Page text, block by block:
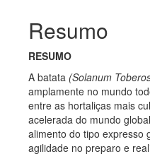
Resumo
RESUMO
A batata (Solanum
amplamente no mundo
entre as hortaliças mais
acelerada do mundo
alimento do tipo expresso
agilidade no preparo e